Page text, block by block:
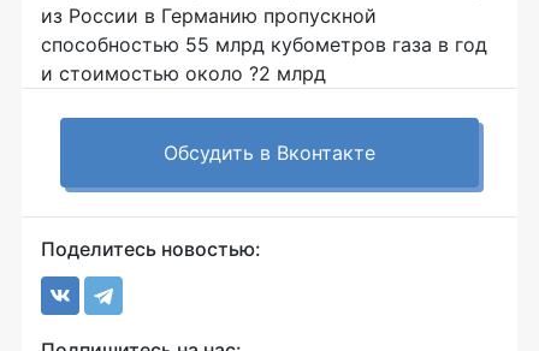
из России в Германию пропускной
способностью 55 млрд кубометров газа в год
и стоимостью около ?2 млрд
Обсудить в Вконтакте
Поделитесь новостью: